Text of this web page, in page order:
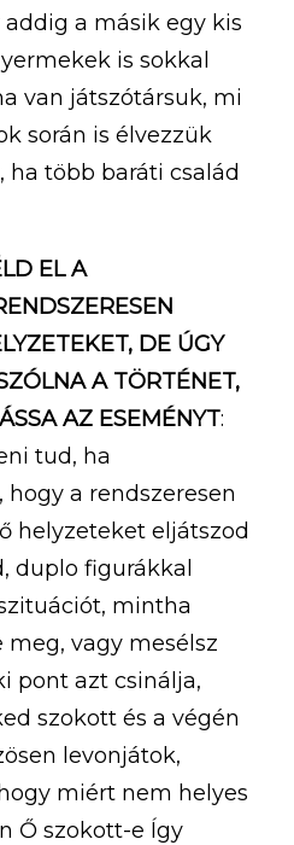
a másik egy kis
is sokkal
van játszótársuk, mi
során is élvezzük
több baráti család
EL A
DE ÚGY
A TÖRTÉNET,
AZ ESEMÉNYT:
tud, ha
a rendszeresen
helyzeteket eljátszod
duplo figurákkal
mintha
vagy mesélsz
pont azt csinálja,
szokott és a végén
levonjátok,
miért nem helyes
Ő szokott-e Így